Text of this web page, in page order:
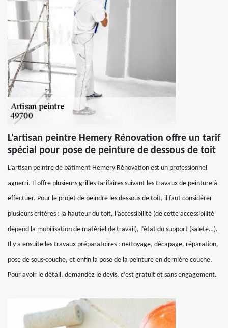
L’artisan peintre Hemery Rénovation offre un tarif
spécial pour pose de peinture de dessous de toit
L’artisan peintre de bâtiment Hemery Rénovation est un professionnel
aguerri. Il offre plusieurs grilles tarifaires suivant les travaux de peinture à
effectuer. Pour le projet de peindre les dessous de toit, il faut considérer
plusieurs critères : la hauteur du toit, l’accessibilité (de cette accessibilité
dépend la mobilisation de matériel de travail), l’état du support (saleté…).
Il y a ensuite les travaux préparatoires : nettoyage, décapage, réparation,
pose de sous-couche, et enfin la pose de la peinture en dernière couche.
Pour avoir le détail, demandez le devis, c’est gratuit et sans engagement.